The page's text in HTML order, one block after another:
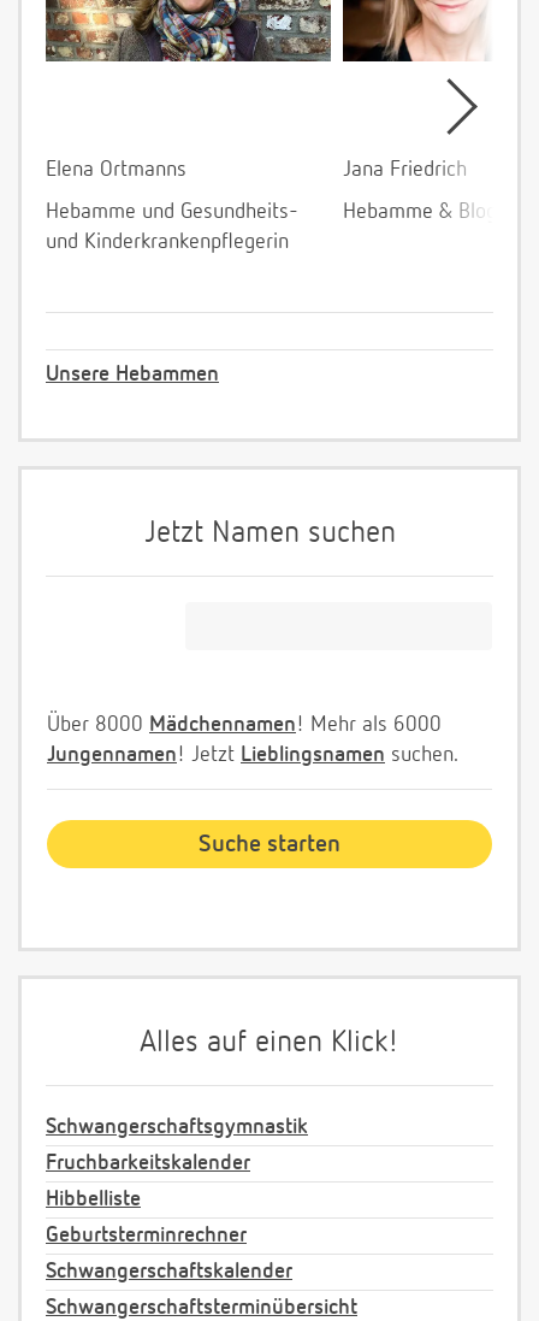
Elena Ortmanns
Hebamme und Gesundheits-
und Kinderkrankenpflegerin
Jana Friedrich
Hebamme &
Unsere Hebammen
Jetzt Namen suchen
Über 8000 Mädchennamen! Mehr als 6000
Jungennamen! Jetzt Lieblingsnamen suchen.
Alles auf einen Klick!
Schwangerschaftsgymnastik
Fruchbarkeitskalender
Hibbelliste
Geburtsterminrechner
Schwangerschaftskalender
Schwangerschaftsterminübersicht